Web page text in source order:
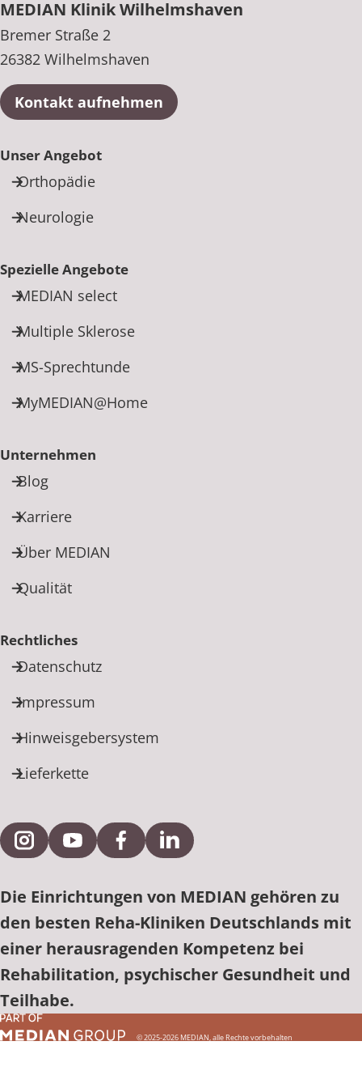
MEDIAN Klinik Wilhelmshaven
Bremer Straße 2
26382 Wilhelmshaven
Kontakt aufnehmen
Unser Angebot
Orthopädie
Neurologie
Spezielle Angebote
MEDIAN select
Multiple Sklerose
MS-Sprechtunde
MyMEDIAN@Home
Unternehmen
Blog
Karriere
Über MEDIAN
Qualität
Rechtliches
Datenschutz
Impressum
Hinweisgebersystem
Lieferkette
Externe Verlinkung zu Instagram
Externe Verlinkung zu YouTube
Externe Verlinkung zu Facebook
Externe Verlinkung zu
Die Einrichtungen von MEDIAN gehören zu
den besten Reha-Kliniken Deutschlands mit
einer herausragenden Kompetenz bei
Rehabilitation, psychischer Gesundheit und
Teilhabe.
© 2025-2026 MEDIAN, alle Rechte vorbehalten